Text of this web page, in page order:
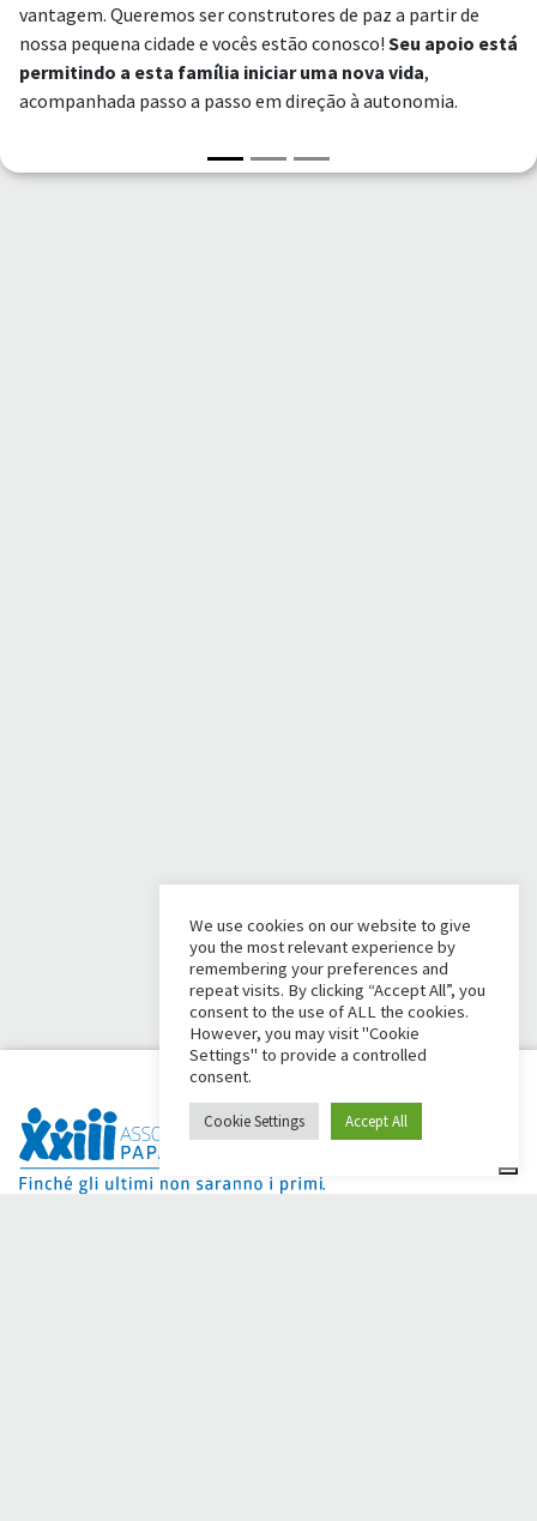
vantagem. Queremos ser construtores de paz a partir de
nossa pequena cidade e vocês estão conosco! Seu apoio está
permitindo a esta família iniciar uma nova vida,
acompanhada passo a passo em direção à autonomia.
We use cookies on our website to give
you the most relevant experience by
remembering your preferences and
repeat visits. By clicking “Accept All”, you
consent to the use of ALL the cookies.
However, you may visit "Cookie
Settings" to provide a controlled
consent.
Cookie Settings Accept All